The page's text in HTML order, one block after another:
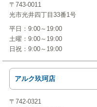
〒743-0011
光市光井四丁目33番1号
平日：9:00～19:00
土曜：9:00～19:00
日祝：9:00～19:00
アルク玖珂店
〒742-0321